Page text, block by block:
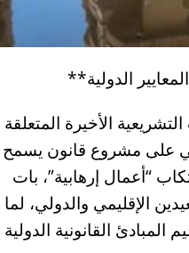
الدولية**
الأخيرة المتعلقة
على مشروع قانون يسمح
“أعمال إرهابية”، بات
الإقليمي والدولي، لما
القانونية الدولية